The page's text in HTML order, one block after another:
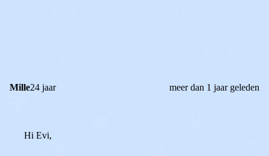
Mille24 jaar meer dan 1 jaar geleden
Hi Evi,